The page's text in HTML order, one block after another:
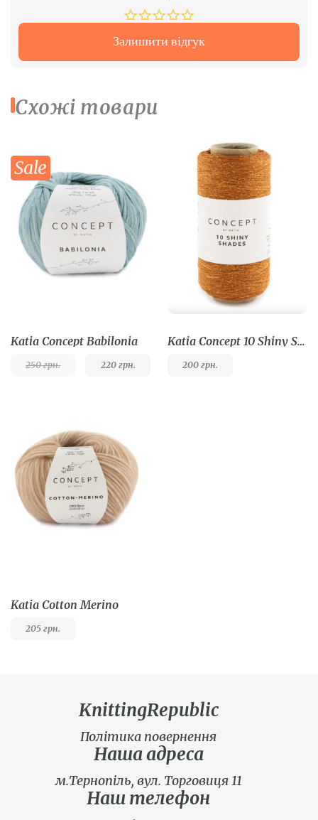
Залишити відгук
Схожі товари
Sale
Katia Concept Babilonia
250грн. 220грн.
Katia Concept 10 Shiny Shades
200грн.
Katia Cotton Merino
205 грн.
KnittingRepublic
Політика повернення
Наша адреса
м.Тернопіль, вул. Торговиця 11
Наш телефон